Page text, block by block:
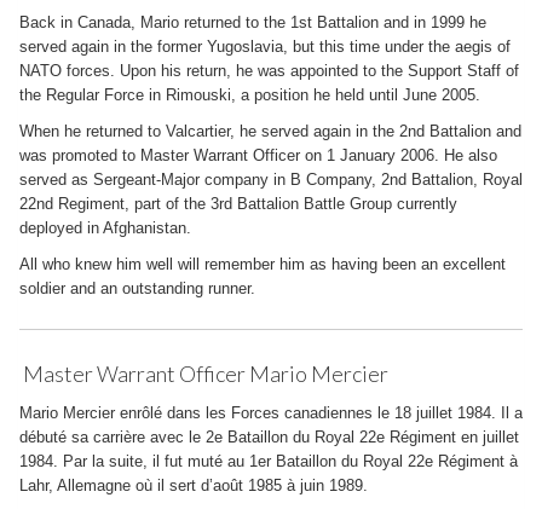
Back in Canada, Mario returned to the 1st Battalion and in 1999 he
served again in the former Yugoslavia, but this time under the aegis of
NATO forces. Upon his return, he was appointed to the Support Staff of
the Regular Force in Rimouski, a position he held until June 2005.
When he returned to Valcartier, he served again in the 2nd Battalion and
was promoted to Master Warrant Officer on 1 January 2006. He also
served as Sergeant-Major company in B Company, 2nd Battalion, Royal
22nd Regiment, part of the 3rd Battalion Battle Group currently
deployed in Afghanistan.
All who knew him well will remember him as having been an excellent
soldier and an outstanding runner.
Master Warrant Officer Mario Mercier
Mario Mercier enrôlé dans les Forces canadiennes le 18 juillet 1984. Il a
débuté sa carrière avec le 2e Bataillon du Royal 22e Régiment en juillet
1984. Par la suite, il fut muté au 1er Bataillon du Royal 22e Régiment à
Lahr, Allemagne où il sert d’août 1985 à juin 1989.